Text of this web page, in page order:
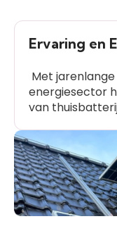
Ervaring en
Met
energiesector
van